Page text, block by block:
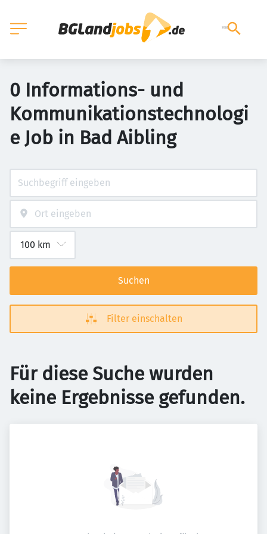
0 Informations- und
Kommunikationstechnologi
e Job in Bad Aibling
Suchen
Filter einschalten
Für diese Suche wurden
keine Ergebnisse gefunden.